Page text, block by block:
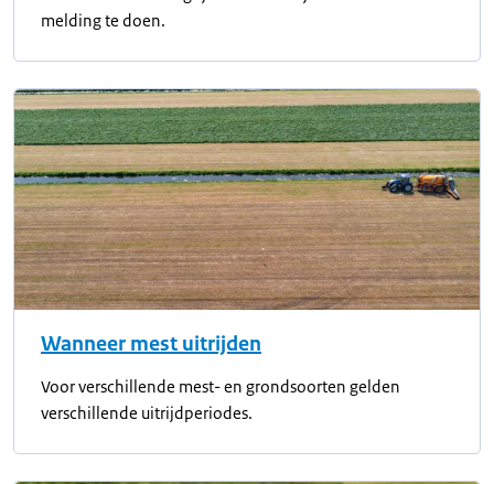
melding te doen.
Wanneer mest uitrijden
Voor verschillende mest- en grondsoorten gelden
verschillende uitrijdperiodes.